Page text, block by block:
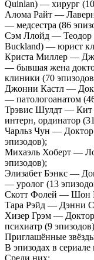
Quinlan) — хирург
Алома Райт —
— медсестра (86
Сэм Ллойд — Теодор
Buckland) — юрист
Криста Миллер —
— бывшая жена
клиники (70
Джонни Кастл —
— патологоанатом
Трэвис Шулдт — Кит
интерн, ординатор
Чарльз Чун —
эпизодов);
Михаэль Хоберт —
эпизодов);
Элизабет Бэнкс —
— уролог (13
Скотт Фолей — Шон
Тара Рэйд — Дэнни
Хизер Грэм —
психиатр (9
Приглашённые
В эпизодах в
Среди них: